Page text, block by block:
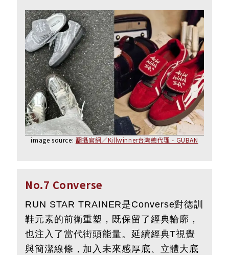
image source: 翻攝官網／Killwinner台灣總代理 - GUBAN
No.7 Converse
RUN STAR TRAINER是Converse對德訓
鞋元素的前衛重塑，既保留了經典輪廓，
也注入了當代街頭能量。延續經典T視覺
與簡潔線條，加入未來感厚底、立體大底